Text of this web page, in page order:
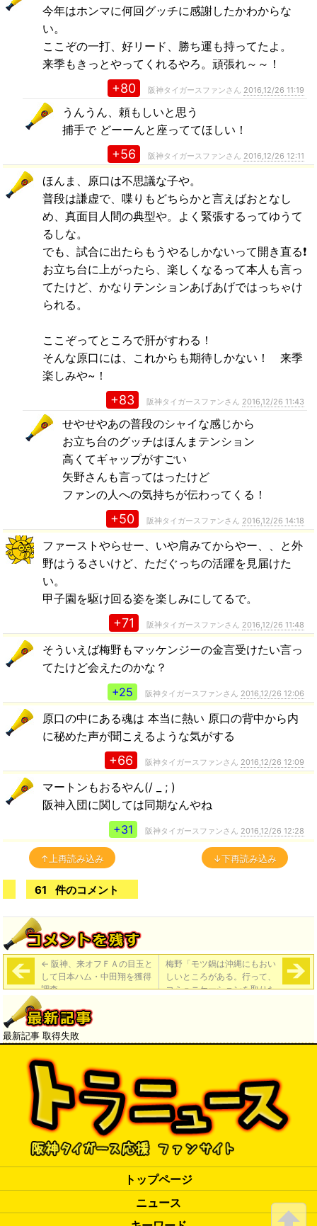
今年はホンマに何回グッチに感謝したかわからな
い。
ここぞの一打、好リード、勝ち運も持ってたよ。
来季もきっとやってくれるやろ。頑張れ～～！
+80 阪神タイガースファンさん 2016,12/26 11:19
うんうん、頼もしいと思う
捕手で どーーんと座っててほしい！
+56 阪神タイガースファンさん 2016,12/26 12:11
ほんま、原口は不思議な子や。
普段は謙虚で、喋りもどちらかと言えばおとなし
め、真面目人間の典型や。よく緊張するってゆうて
るしな。
でも、試合に出たらもうやるしかないって開き直る❗
お立ち台に上がったら、楽しくなるって本人も言っ
てたけど、かなりテンションあげあげではっちゃけ
られる。
ここぞってところで肝がすわる！
そんな原口には、これからも期待しかない！ 来季
楽しみや~！
+83 阪神タイガースファンさん 2016,12/26 11:43
せやせやあの普段のシャイな感じから
お立ち台のグッチはほんまテンション
高くてギャップがすごい
矢野さんも言ってはったけど
ファンの人への気持ちが伝わってくる！
+50 阪神タイガースファンさん 2016,12/26 14:18
ファーストやらせー、いや肩みてからやー、、と外
野はうるさいけど、ただぐっちの活躍を見届けた
い。
甲子園を駆け回る姿を楽しみにしてるで。
+71 阪神タイガースファンさん 2016,12/26 11:48
そういえば梅野もマッケンジーの金言受けたい言っ
てたけど会えたのかな？
+25
阪神タイガースファンさん 2016,12/26 12:06
原口の中にある魂は 本当に熱い 原口の背中から内
に秘めた声が聞こえるような気がする
+66 阪神タイガースファンさん 2016,12/26 12:09
マートンもおるやん(/ _ ; )
阪神入団に関しては同期なんやね
+31
阪神タイガースファンさん 2016,12/26 12:28
↑上再読み込み ↓下再読み込み
61 件のコメント
← 阪神、来オフＦＡの目玉と
して日本ハム・中田翔を獲得
調査
梅野「モツ鍋は沖縄にもおい
しいところがある。行って、
コミュニケーションを取りた
最新記事 取得失敗
トップページ
ニュース